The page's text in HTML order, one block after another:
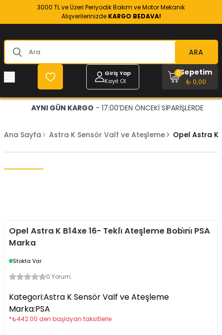
3000 TL ve Üzeri Periyodik Bakım ve Motor Mekanik
Alışverilerinizde KARGO BEDAVA!
ARA
Giriş Yap
Kayıt Ol
Sepetim
₺ 0,00
0
AYNI GÜN KARGO - 17:00’DEN ÖNCEKİ SİPARİŞLERDE
Ana Sayfa Astra K Sensör Valf ve Ateşleme Opel Astra K
Opel Astra K B14xe 16- Tekli̇ Ateşleme Bobi̇ni̇ PSA
Marka
Stokta Var
0 Yorum
Kategori:Astra K Sensör Valf ve Ateşleme
Marka:PSA
*₺442.00 den başlayan taksitlerle